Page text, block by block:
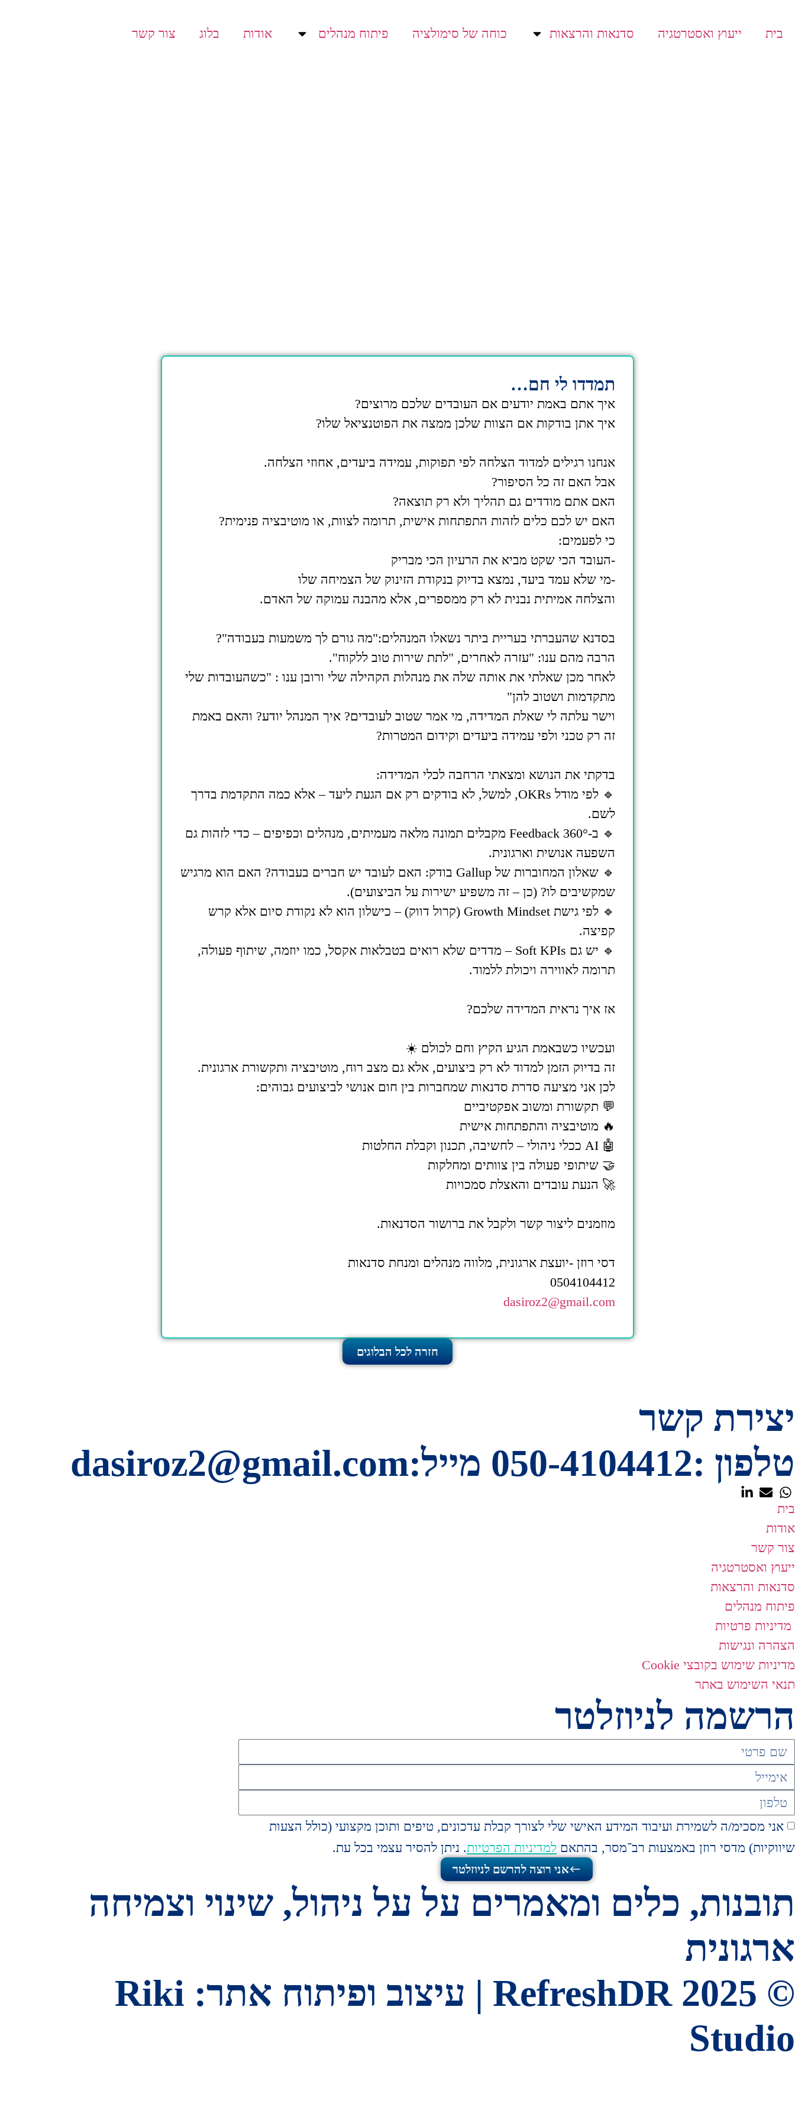
בית ייעוץ ואסטרטגיה סדנאות והרצאות כוחה של סימולציה פיתוח מנהלים אודות בלוג צור קשר
תמדדו לי חם…
איך אתם באמת יודעים אם העובדים שלכם מרוצים?
איך אתן בודקות אם הצוות שלכן ממצה את הפוטנציאל שלו?
אנחנו רגילים למדוד הצלחה לפי תפוקות, עמידה ביעדים, אחוזי הצלחה.
אבל האם זה כל הסיפור?
האם אתם מודדים גם תהליך ולא רק תוצאה?
האם יש לכם כלים לזהות התפתחות אישית, תרומה לצוות, או מוטיבציה פנימית?
כי לפעמים:
-העובד הכי שקט מביא את הרעיון הכי מבריק
-מי שלא עמד ביעד, נמצא בדיוק בנקודת הזינוק של הצמיחה שלו
והצלחה אמיתית נבנית לא רק ממספרים, אלא מהבנה עמוקה של האדם.
בסדנא שהעברתי בעריית ביתר נשאלו המנהלים:"מה גורם לך משמעות בעבודה"?
הרבה מהם ענו: "עזרה לאחרים, "לתת שירות טוב ללקוח".
לאחר מכן שאלתי את אותה שלה את מנהלות הקהילה שלי ורובן ענו : "כשהעובדות שלי
מתקדמות ושטוב להן"
וישר עלתה לי שאלת המדידה, מי אמר שטוב לעובדים? איך המנהל יודע? והאם באמת
זה רק טכני ולפי עמידה ביעדים וקידום המטרות?
בדקתי את הנושא ומצאתי הרחבה לכלי המדידה:
🔹 לפי מודל OKRs, למשל, לא בודקים רק אם הגעת ליעד – אלא כמה התקדמת בדרך
לשם.
🔹 ב-360° Feedback מקבלים תמונה מלאה מעמיתים, מנהלים וכפיפים – כדי לזהות גם
השפעה אנושית וארגונית.
🔹 שאלון המחוברות של Gallup בודק: האם לעובד יש חברים בעבודה? האם הוא מרגיש
שמקשיבים לו? (כן – זה משפיע ישירות על הביצועים).
🔹 לפי גישת Growth Mindset (קרול דווק) – כישלון הוא לא נקודת סיום אלא קרש
קפיצה.
🔹 יש גם Soft KPIs – מדדים שלא רואים בטבלאות אקסל, כמו יוזמה, שיתוף פעולה,
תרומה לאווירה ויכולת ללמוד.
אז איך נראית המדידה שלכם?
ועכשיו כשבאמת הגיע הקיץ וחם לכולם ☀️
זה בדיוק הזמן למדוד לא רק ביצועים, אלא גם מצב רוח, מוטיבציה ותקשורת ארגונית.
לכן אני מציעה סדרת סדנאות שמחברות בין חום אנושי לביצועים גבוהים:
💬 תקשורת ומשוב אפקטיביים
🔥 מוטיבציה והתפתחות אישית
🤖 AI ככלי ניהולי – לחשיבה, תכנון וקבלת החלטות
🤝 שיתופי פעולה בין צוותים ומחלקות
🚀 הנעת עובדים והאצלת סמכויות
מוזמנים ליצור קשר ולקבל את ברושור הסדנאות.
דסי רוזן -יועצת ארגונית, מלווה מנהלים ומנחת סדנאות
0504104412
dasiroz2@gmail.com
חזרה לכל הבלוגים
יצירת קשר
טלפון :050-4104412 מייל:dasiroz2@gmail.com
בית​
אודות
צור קשר
ייעוץ ואסטרטגיה
סדנאות והרצאות
פיתוח מנהלים
מדיניות פרטיות
הצהרה ונגישות
מדיניות שימוש בקובצי Cookie​
תנאי השימוש באתר​
הרשמה לניוזלטר
אני מסכימ/ה לשמירת ועיבוד המידע האישי שלי לצורך קבלת עדכונים, טיפים ותוכן מקצועי (כולל הצעות
שיווקיות) מדסי רוזן באמצעות רב־מסר, בהתאם למדיניות הפרטיות. ניתן להסיר עצמי בכל עת.
אני רוצה להרשם לניוזלטר
תובנות, כלים ומאמרים על על ניהול, שינוי וצמיחה
ארגונית
© 2025 RefreshDR | עיצוב ופיתוח אתר: Riki
Studio